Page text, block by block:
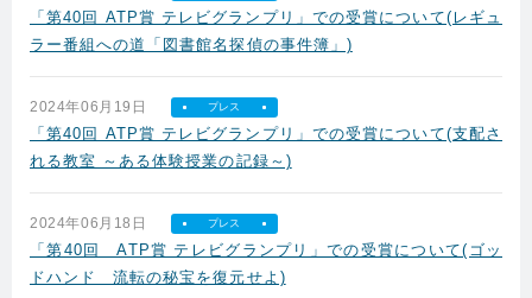
「第40回 ATP賞 テレビグランプリ」での受賞について(レギュ
ラー番組への道「図書館名探偵の事件簿」)
2024年06月19日 プレス
「第40回 ATP賞 テレビグランプリ」での受賞について(支配さ
れる教室 ～ある体験授業の記録～)
2024年06月18日 プレス
「第40回 ATP賞 テレビグランプリ」での受賞について(ゴッ
ドハンド 流転の秘宝を復元せよ)